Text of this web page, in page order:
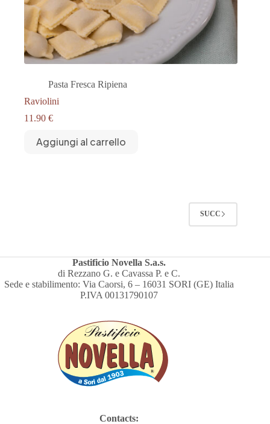
Pasta Fresca Ripiena
Raviolini
11.90 €
Aggiungi al carrello
SUCC
Pastificio Novella S.a.s.
di Rezzano G. e Cavassa P. e C.
Sede e stabilimento: Via Caorsi, 6 – 16031 SORI (GE) Italia
P.IVA 00131790107
Contacts: